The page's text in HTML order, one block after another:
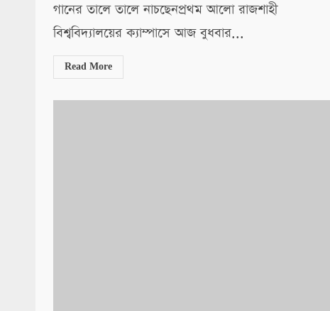
গানের তালে তালে নাচছেনপ্রথম আলো রাজশাহী
বিশ্ববিদ্যালয়ের ক্যাম্পাসে আজ বুধবার...
Read More